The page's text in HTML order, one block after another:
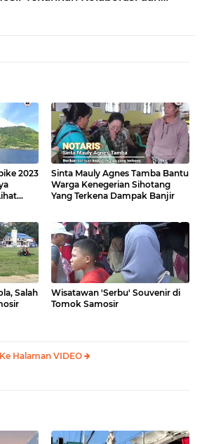
2023
Sinta Mauly Agnes Tamba Bantu
Warga Kenegerian Sihotang
Yang Terkena Dampak Banjir
Salah
Wisatawan 'Serbu' Souvenir di
Tomok Samosir
Ke Halaman VIDEO